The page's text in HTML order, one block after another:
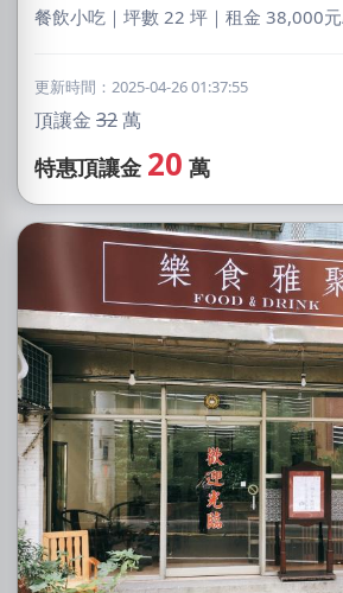
餐飲小吃｜坪數 22 坪｜租金 38,000
更新時間：2025-04-26 01:37:55
頂讓金 32萬
特惠頂讓金 20 萬